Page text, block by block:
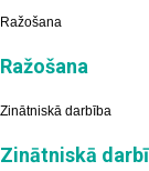
Ražošana
Ražošana
Zinātniskā darbība
Zinātniskā